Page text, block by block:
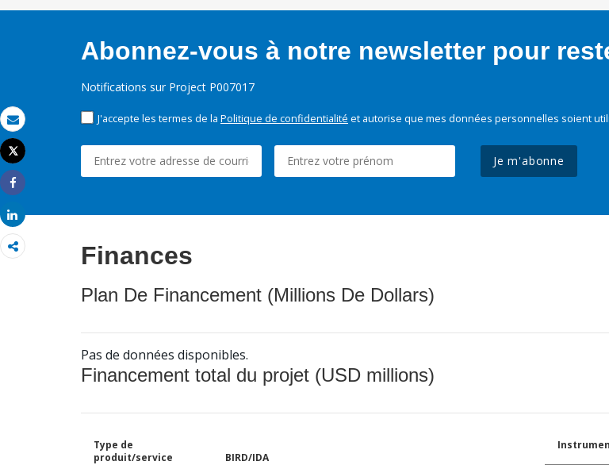
Email
Imprimer
Tweet
Share
Share
Abonnez-vous à notre newsletter pour
Notifications sur Project P007017
J'accepte les termes de la Politique de confidentialité et autorise que mes données personnelles soient
Je m'abonne
Finances
Plan De Financement (Millions De Dollars)
Pas de données disponibles.
Financement total du projet (USD millions)
Type de
produit/service
BIRD/IDA